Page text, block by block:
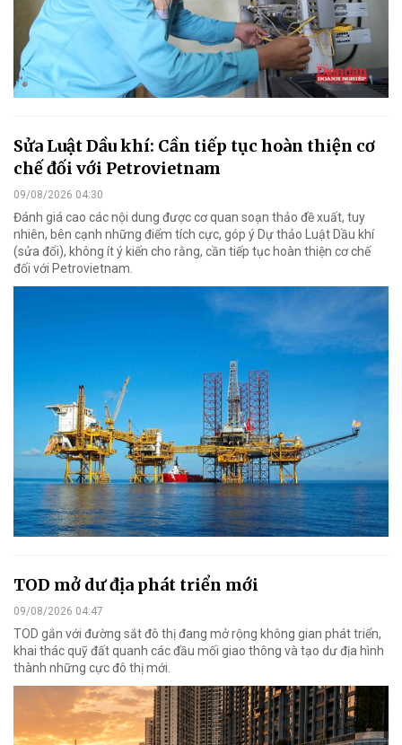
Sửa Luật Dầu khí: Cần tiếp tục hoàn thiện cơ
chế đối với Petrovietnam
09/08/2026 04:30
Đánh giá cao các nội dung được cơ quan soạn thảo đề xuất, tuy
nhiên, bên cạnh những điểm tích cực, góp ý Dự thảo Luật Dầu khí
(sửa đổi), không ít ý kiến cho rằng, cần tiếp tục hoàn thiện cơ chế
đối với Petrovietnam.
TOD mở dư địa phát triển mới
09/08/2026 04:47
TOD gắn với đường sắt đô thị đang mở rộng không gian phát triển,
khai thác quỹ đất quanh các đầu mối giao thông và tạo dư địa hình
thành những cực đô thị mới.